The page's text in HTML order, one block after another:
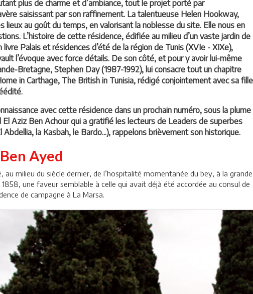
plus de charme et d’ambiance, tout le projet porté par
saisissant par son raffinement. La talentueuse Helen Hookway,
lieux au goût du temps, en valorisant la noblesse du site. Elle nous en
L’histoire de cette résidence, édifiée au milieu d’un vaste jardin de
Palais et résidences d’été de la région de Tunis (XVIe - XIXe),
l’évoque avec force détails. De son côté, et pour y avoir lui-même
Bretagne, Stephen Day (1987-1992), lui consacre tout un chapitre
in Carthage, The British in Tunisia, rédigé conjointement avec sa fille
avec cette résidence dans un prochain numéro, sous la plume
Aziz Ben Achour qui a gratifié les lecteurs de Leaders de superbes
la Kasbah, le Bardo...), rappelons brièvement son historique.
Ayed
au milieu du siècle dernier, de l’hospitalité momentanée du bey, à la grande
une faveur semblable à celle qui avait déjà été accordée au consul de
de campagne à La Marsa.